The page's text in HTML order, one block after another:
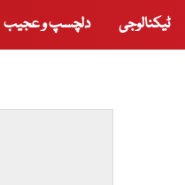
ٹیکنالوجی دلچسپ و عجیب